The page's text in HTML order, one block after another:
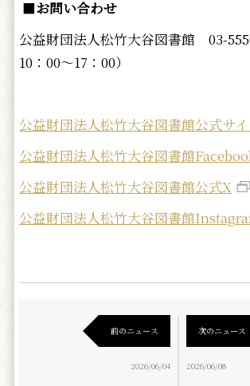
■お問い合わせ
公益財団法人松竹大谷図書館 03-
10：00～17：00）
公益財団法人松竹大谷図書館公式サイ
公益財団法人松竹大谷図書館
公益財団法人松竹大谷図書館公式X
公益財団法人松竹大谷図書館
前のニュース
2026/06/04
次のニュース
2026/06/08